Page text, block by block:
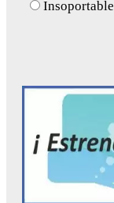
Insoportable